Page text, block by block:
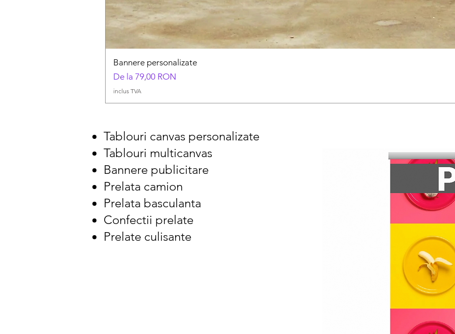
Bannere personalizate
De la 79,00 RON
Preț redus
inclus TVA
Tablouri canvas personalizate
Tablouri multicanvas
Bannere publicitare
Prelata camion
Prelata basculanta
Confectii prelate
Prelate culisante